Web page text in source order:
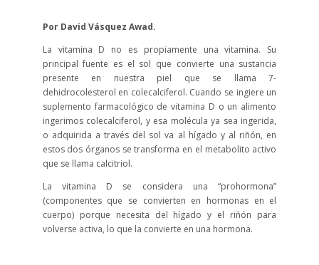
Por David Vásquez Awad.
La vitamina D no es propiamente una vitamina. Su
principal fuente es el sol que convierte una sustancia
presente en nuestra piel que se llama 7-
dehidrocolesterol en colecalciferol. Cuando se ingiere un
suplemento farmacológico de vitamina D o un alimento
ingerimos colecalciferol, y esa molécula ya sea ingerida,
o adquirida a través del sol va al hígado y al riñón, en
estos dos órganos se transforma en el metabolito activo
que se llama calcitriol.
La vitamina D se considera una “prohormona”
(componentes que se convierten en hormonas en el
cuerpo) porque necesita del hígado y el riñón para
volverse activa, lo que la convierte en una hormona.